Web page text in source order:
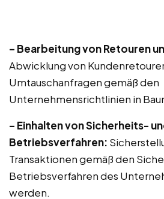
– Bearbeitung von Retouren
Abwicklung von
Umtauschanfragen gemäß den
Unternehmensrichtlinien in
– Einhalten von Sicherheits-
Betriebsverfahren:
Transaktionen gemäß den
Betriebsverfahren des
werden.